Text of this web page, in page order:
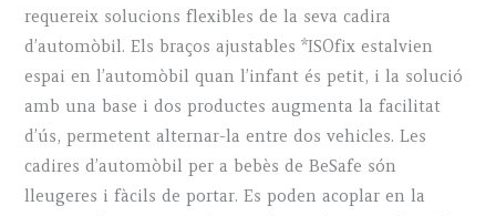
requereix solucions flexibles de la seva cadira
d’automòbil. Els braços ajustables *ISOfix estalvien
espai en l’automòbil quan l’infant és petit, i la solució
amb una base i dos productes augmenta la facilitat
d’ús, permetent alternar-la entre dos vehicles. Les
cadires d’automòbil per a bebès de BeSafe són
lleugeres i fàcils de portar. Es poden acoplar en la